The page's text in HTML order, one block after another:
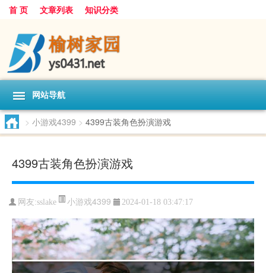
首 页 文章列表 知识分类
网站导航
> 小游戏4399 > 4399古装角色扮演游戏
4399古装角色扮演游戏
网友:sslake 小游戏4399 2024-01-18 03:47:17